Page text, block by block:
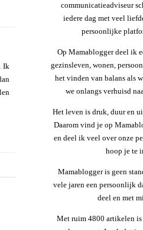
Ik
communicatieadviseur
iedere dag met veel
persoonlijke
Op Mamablogger deel ik
gezinsleven, wonen,
het vinden van balans als
we onlangs verhuisd
Het leven is druk, duur en
Daarom vind je op
en deel ik veel over onze
hoop je te
Mamablogger is geen
vele jaren een persoonlijk
deel en met
Met ruim 4800 artikelen